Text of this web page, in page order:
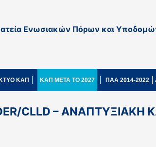
Ενωσιακών Πόρων και
ΚΑΠ ΚΑΠ ΜΕΤΑ ΤΟ 2027 ΠΑΑ 2014-2022
CLLD –